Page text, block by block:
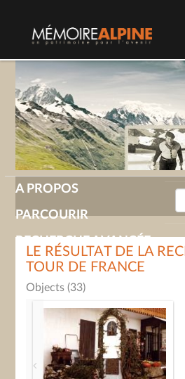
A PROPOS
PARCOURIR
RECHERCHE AVANCÉE
GALERIE
CONTACT
LE RÉSULTAT DE LA
TOUR DE FRANCE
Objects (33)